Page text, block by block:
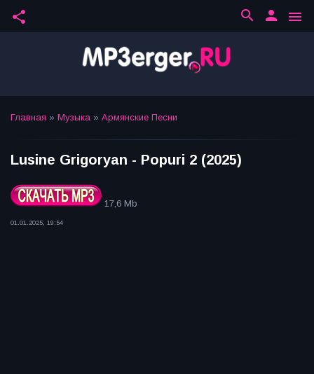
share menu
person
search
Главная » Музыка » Армянские Песни
Lusine Grigoryan - Popuri 2 (2025)
17,6 Mb
01.01.2025, 19:54